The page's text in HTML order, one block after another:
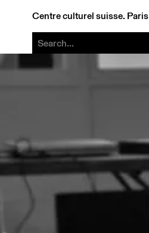
Centre culturel suisse. Paris